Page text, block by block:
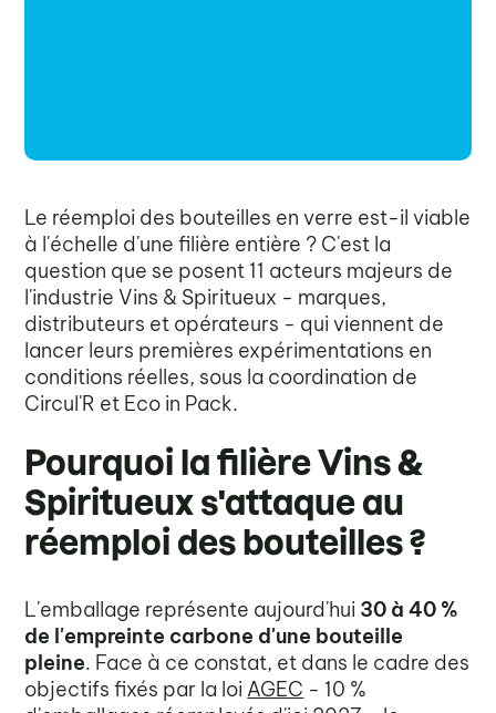
Le réemploi des bouteilles en verre est-il viable
à l'échelle d'une filière entière ? C'est la
question que se posent 11 acteurs majeurs de
l'industrie Vins & Spiritueux - marques,
distributeurs et opérateurs - qui viennent de
lancer leurs premières expérimentations en
conditions réelles, sous la coordination de
Circul'R et Eco in Pack.
Pourquoi la filière Vins &
Spiritueux s'attaque au
réemploi des bouteilles ?
L'emballage représente aujourd'hui 30 à 40 %
de l'empreinte carbone d'une bouteille
pleine. Face à ce constat, et dans le cadre des
objectifs fixés par la loi AGEC - 10 %